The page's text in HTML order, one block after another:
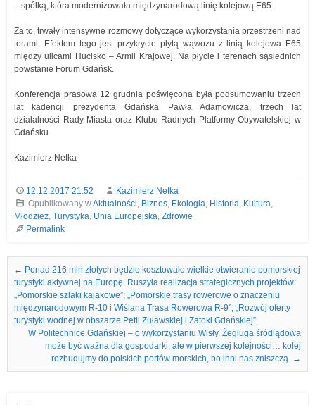
– spółką, która modernizowała międzynarodową linię kolejową E65.
Za to, trwały intensywne rozmowy dotyczące wykorzystania przestrzeni nad
torami. Efektem tego jest przykrycie płytą wąwozu z linią kolejowa E65
między ulicami Hucisko – Armii Krajowej. Na płycie i terenach sąsiednich
powstanie Forum Gdańsk.
Konferencja prasowa 12 grudnia poświęcona była podsumowaniu trzech
lat kadencji prezydenta Gdańska Pawła Adamowicza, trzech lat
działalności Rady Miasta oraz Klubu Radnych Platformy Obywatelskiej w
Gdańsku.
Kazimierz Netka
12.12.2017 21:52
Kazimierz Netka
Opublikowany wAktualności, Biznes, Ekologia, Historia, Kultura,
Młodzież, Turystyka, Unia Europejska, Zdrowie
Permalink
Nawigacja we wpisach
← Ponad 216 mln złotych będzie kosztowało wielkie otwieranie pomorskiej
turystyki aktywnej na Europę. Ruszyła realizacja strategicznych projektów:
„Pomorskie szlaki kajakowe”; „Pomorskie trasy rowerowe o znaczeniu
międzynarodowym R-10 i Wiślana Trasa Rowerowa R-9”; „Rozwój oferty
turystyki wodnej w obszarze Pętli Żuławskiej i Zatoki Gdańskiej”.
W Politechnice Gdańskiej – o wykorzystaniu Wisły. Żegluga śródlądowa
może być ważna dla gospodarki, ale w pierwszej kolejności… kolej
rozbudujmy do polskich portów morskich, bo inni nas zniszczą. →